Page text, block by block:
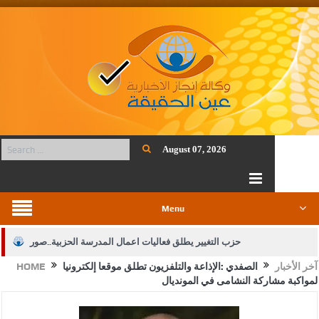
August 07, 2026
Menu
حزب التغيير يطلق فعاليات اعمال المدرسة الحزبية..صور
الجيش يفتح باب التجنيد لحملة البكالوريوس في الحقوق والقانونHOME آخر الأخبار
الصفدي :الإذاعة والتلفزيون تطلق موقعا إلكترونيا
لمواكبة مشاركة النشامى في المونديال